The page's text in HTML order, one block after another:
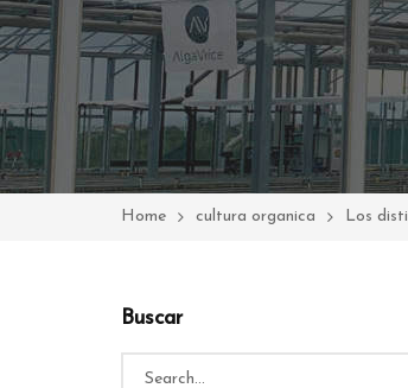
Home cultura organica Los
Buscar